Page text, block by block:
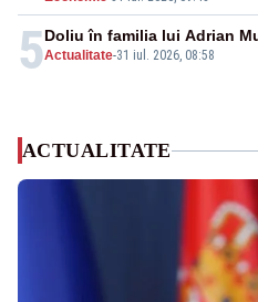
5Actualitate-31 iul. 2026, 08:58
Doliu în familia lui Adrian
ACTUALITATE